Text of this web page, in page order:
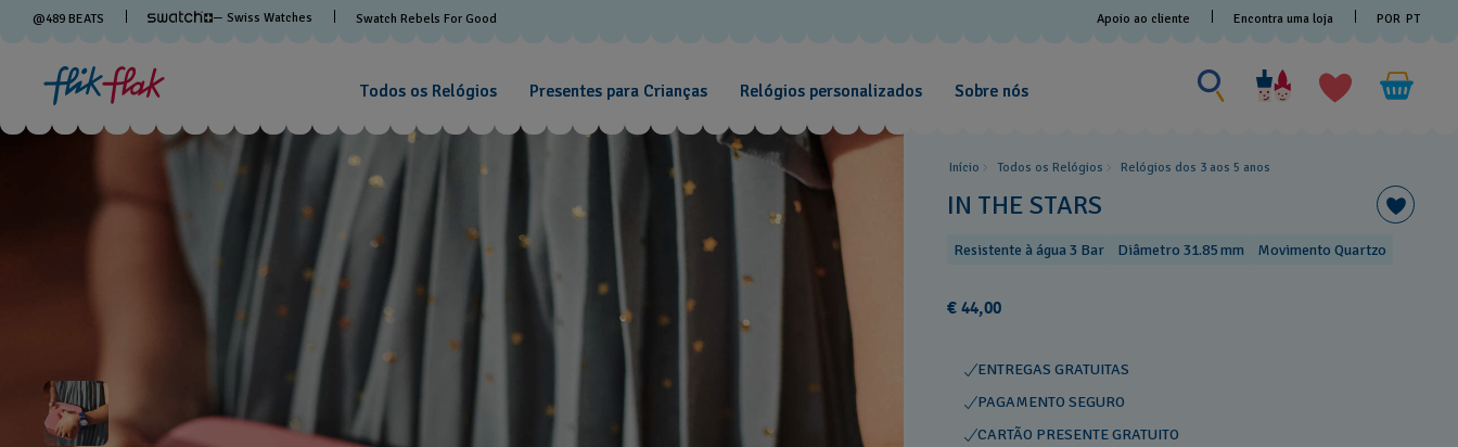
@489 BEATS — Swiss Watches Swatch Rebels For Good Apoio ao cliente Encontra uma loja POR PT
Todos os Relógios Presentes para Crianças Relógios personalizados Sobre nós
Procurar
por
algo
Início Todos os Relógios Relógios dos 3 aos 5 anos
IN THE STARS
Resistente à água 3 Bar Diâmetro 31.85 mm Movimento Quartzo
€ 44,00
ENTREGAS GRATUITAS
PAGAMENTO SEGURO
CARTÃO PRESENTE GRATUITO